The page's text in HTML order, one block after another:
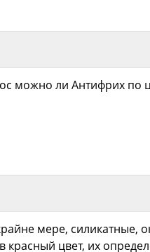
можно ли Антифрих по
мере, силикатные,
цвет, их